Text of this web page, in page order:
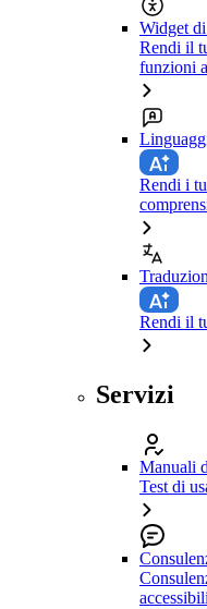
Widget di
Rendi il
funzioni
Rendi i
Rendi il
Servizi
Manuali
Test di